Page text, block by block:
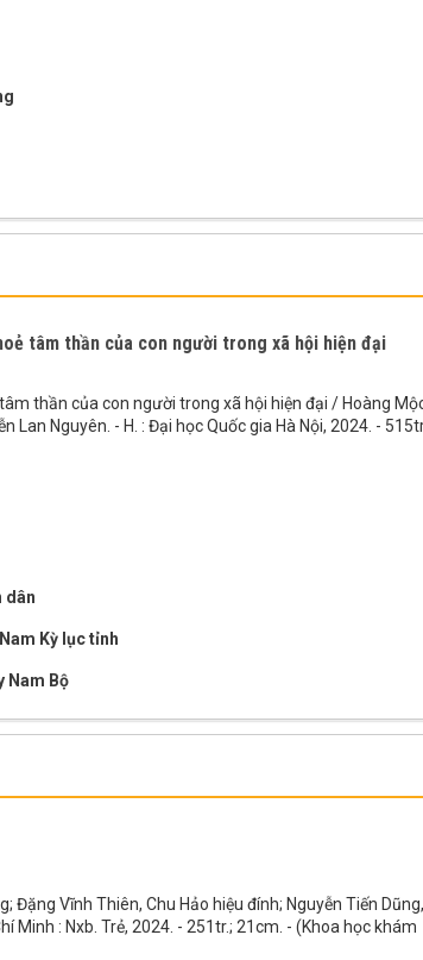
tâm thần của con người trong xã hội hiện đại
thần của con người trong xã hội hiện đại / Hoàng
Lan Nguyên. - H. : Đại học Quốc gia Hà Nội, 2024. -
dân
Kỳ lục tỉnh
Nam Bộ
Đặng Vĩnh Thiên, Chu Hảo hiệu đính; Nguyễn Tiến
Minh : Nxb. Trẻ, 2024. - 251tr.; 21cm. - (Khoa học khám